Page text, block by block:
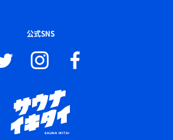
公式SNS